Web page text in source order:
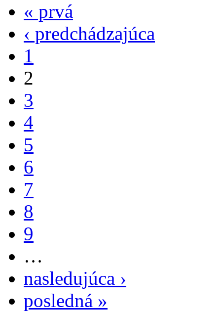
« prvá
‹ predchádzajúca
1
2
3
4
5
6
7
8
9
…
nasledujúca ›
posledná »